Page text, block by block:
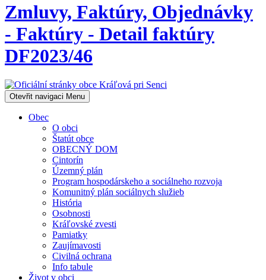
Zmluvy, Faktúry, Objednávky
- Faktúry - Detail faktúry
DF2023/46
Otevřit navigaci Menu
Obec
O obci
Štatút obce
OBECNÝ DOM
Cintorín
Územný plán
Program hospodárskeho a sociálneho rozvoja
Komunitný plán sociálnych služieb
História
Osobnosti
Kráľovské zvesti
Pamiatky
Zaujímavosti
Civilná ochrana
Info tabule
Život v obci